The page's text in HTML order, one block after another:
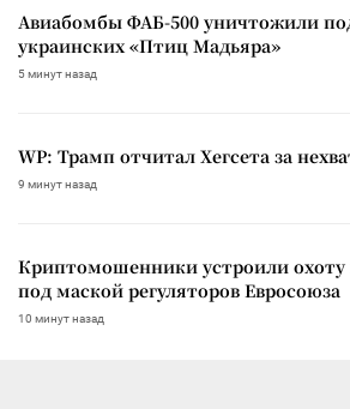
Авиабомбы ФАБ-500 уничтожили
украинских «Птиц Мадьяра»
5 минут назад
WP: Трамп отчитал Хегсета за
9 минут назад
Криптомошенники устроили охоту
под маской регуляторов Евросоюза
10 минут назад